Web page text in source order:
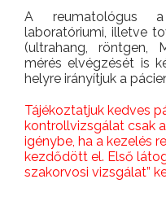
A reumatológus a
laboratóriumi, illetve
(ultrahang, röntgen,
mérés elvégzését is
helyre irányítjuk a
Tájékoztatjuk kedves
kontrollvizsgálat csak
igénybe, ha a kezelés
kezdődött el. Első
szakorvosi vizsgálat”